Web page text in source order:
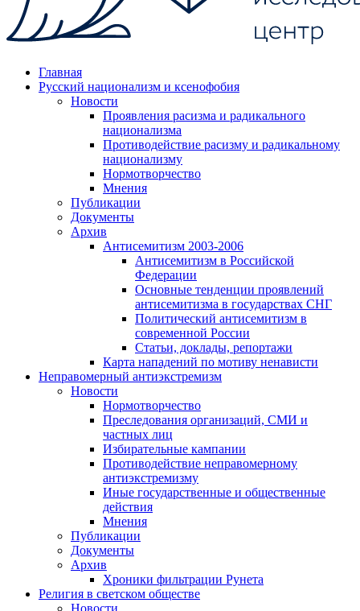
Главная
Русский национализм и ксенофобия
Новости
Проявления расизма и радикального
национализма
Противодействие расизму и радикальному
национализму
Нормотворчество
Мнения
Публикации
Документы
Архив
Антисемитизм 2003-2006
Антисемитизм в Российской
Федерации
Основные тенденции проявлений
антисемитизма в государствах СНГ
Политический антисемитизм в
современной России
Статьи, доклады, репортажи
Карта нападений по мотиву ненависти
Неправомерный антиэкстремизм
Новости
Нормотворчество
Преследования организаций, СМИ и
частных лиц
Избирательные кампании
Противодействие неправомерному
антиэкстремизму
Иные государственные и общественные
действия
Мнения
Публикации
Документы
Архив
Хроники фильтрации Рунета
Религия в светском обществе